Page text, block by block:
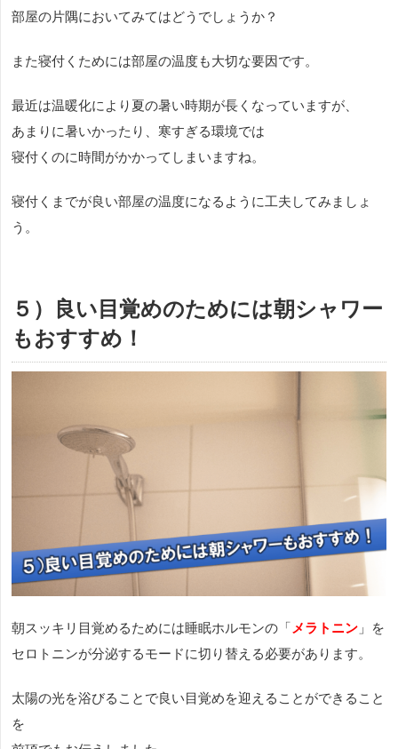
部屋の片隅においてみてはどうでしょうか？
また寝付くためには部屋の温度も大切な要因です。
最近は温暖化により夏の暑い時期が長くなっていますが、
あまりに暑いかったり、寒すぎる環境では
寝付くのに時間がかかってしまいますね。
寝付くまでが良い部屋の温度になるように工夫してみましょ
う。
５）良い目覚めのためには朝シャワー
もおすすめ！
朝スッキリ目覚めるためには睡眠ホルモンの「 メラトニン 」を
セロトニンが分泌するモードに切り替える必要があります。
太陽の光を浴びることで良い目覚めを迎えることができること
を